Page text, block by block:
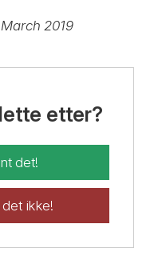
2019
etter?
det!
ikke!